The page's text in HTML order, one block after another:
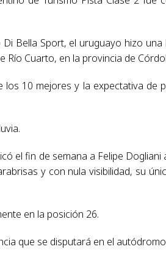
Bella Sport, el uruguayo hizo
Río Cuarto, en la provincia de
10 mejores y la expectativa de
el fin de semana a Felipe
y con nula visibilidad, su
en la posición 26.
que se disputará en el